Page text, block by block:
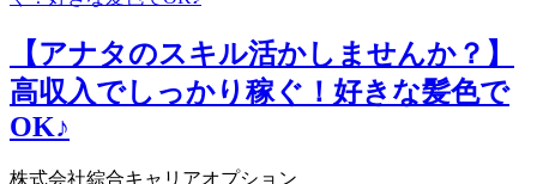
【アナタのスキル活かしませんか？】
高収入でしっかり稼ぐ！好きな髪色で
OK♪
株式会社綜合キャリアオプション